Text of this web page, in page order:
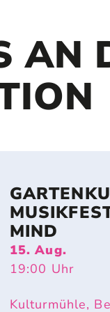
AN
MIND
15. Aug.
19:00 Uhr
Kulturmühle,